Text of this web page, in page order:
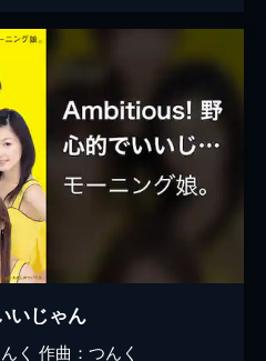
いじゃん
く 作曲：つんく